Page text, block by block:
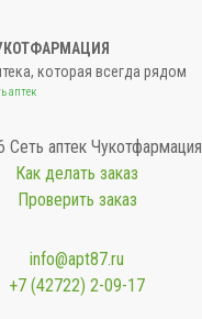
которая всегда рядом
аптек
аптек Чукотфармация
Как делать заказ
Проверить заказ
info@apt87.ru
+7 (42722) 2-09-17